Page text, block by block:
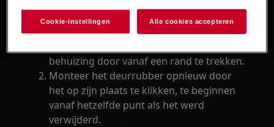
Hoe het deurrubber demonteren en
monteren?
behuizing door vanaf een rand te trekken.
Monteer het deurrubber opnieuw door
het op zijn plaats te klikken, te beginnen
vanaf hetzelfde punt als het werd
verwijderd.
Cookie-instellingen Alle cookies accepteren